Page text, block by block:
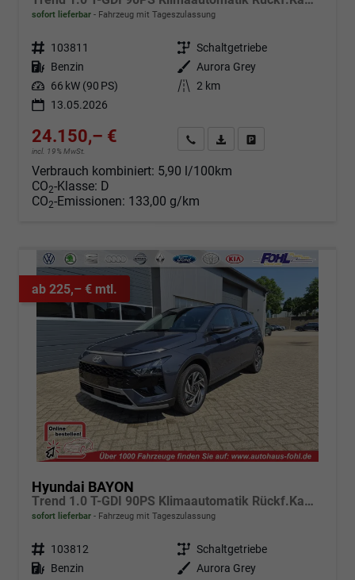
sofort lieferbar Fahrzeug mit Tageszulassung
Fahrzeugnr. 103811 Getriebe Schaltgetriebe
Kraftstoff Benzin Außenfarbe Aurora Grey
Leistung 66 kW (90 PS) Kilometerstand 2 km
13.05.2026
24.150,– €
incl. 19% MwSt.
Angebot anfordern
Fahrzeugexpose (PDF)
Verbrauch kombiniert: 5,90 l/100km
CO2-Klasse: D
CO2-Emissionen: 133,00 g/km
ab 225,– € mtl.
Hyundai BAYON
Trend 1.0 T-GDI 90PS Klimaautomatik Rückf.Kamera Parksensoren Sitzheizung Lenkradheizung Bluetooth Touchscreen Tempomat Apple CarPlay + Android Auto 16"LM
sofort lieferbar Fahrzeug mit Tageszulassung
Fahrzeugnr. 103812 Getriebe Schaltgetriebe
Kraftstoff Benzin Außenfarbe Aurora Grey